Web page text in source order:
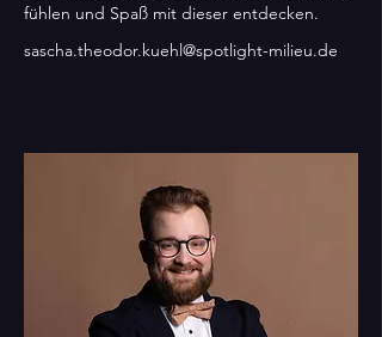
fühlen und Spaß mit dieser entdecken.
sascha.theodor.kuehl@spotlight-milieu.de